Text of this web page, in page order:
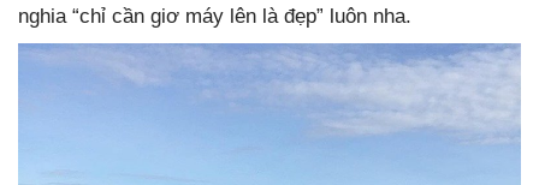
nghia “chỉ cần giơ máy lên là đẹp” luôn nha.